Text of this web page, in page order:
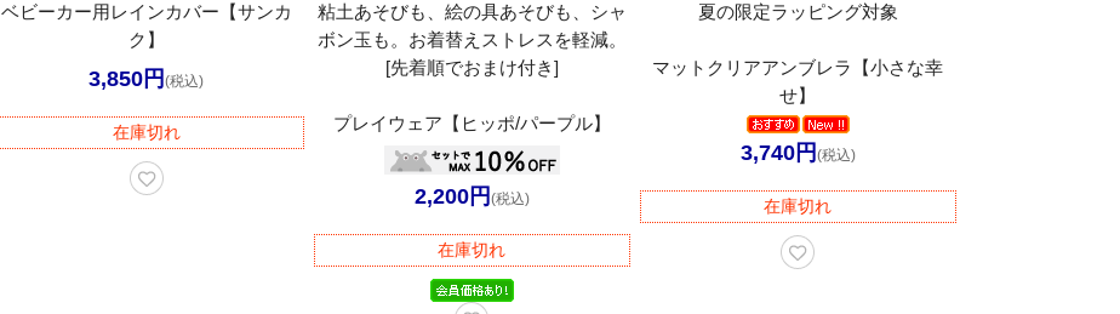
ベビーカー用レインカバー【サンカ
ク】
3,850円 (税込)
在庫切れ
粘土あそびも、絵の具あそびも、シャ
ボン玉も。お着替えストレスを軽減。
[先着順でおまけ付き]
プレイウェア【ヒッポ/パープル】
2,200円 (税込)
在庫切れ
夏の限定ラッピング対象
マットクリアアンブレラ【小さな幸
せ】
3,740円 (税込)
在庫切れ